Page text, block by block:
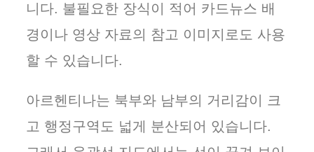
니다. 불필요한 장식이 적어 카드뉴스 배
경이나 영상 자료의 참고 이미지로도 사용
할 수 있습니다.
아르헨티나는 북부와 남부의 거리감이 크
고 행정구역도 넓게 분산되어 있습니다.